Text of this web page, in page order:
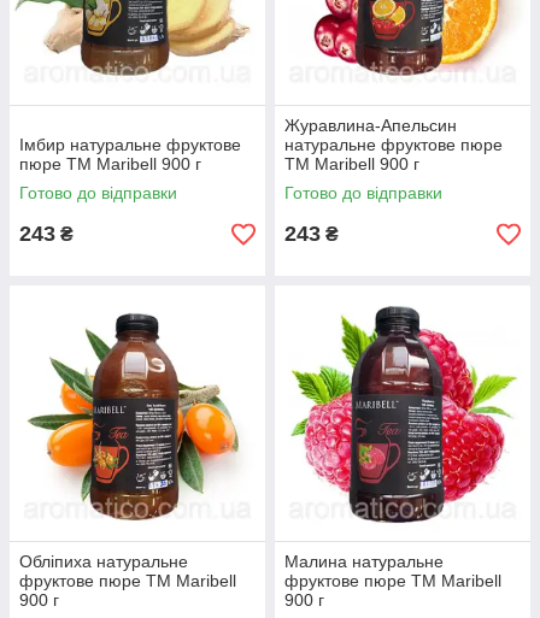
Імбир натуральне фруктове
пюре ТМ Maribell 900 г
Готово до відправки
243 ₴
Журавлина-Апельсин
натуральне фруктове пюре
ТМ Maribell 900 г
Готово до відправки
243 ₴
Обліпиха натуральне
фруктове пюре ТМ Maribell
900 г
Малина натуральне
фруктове пюре ТМ Maribell
900 г